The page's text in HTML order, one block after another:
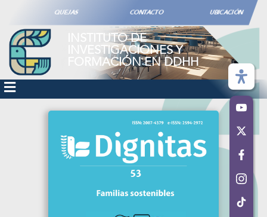
QUEJAS CONTACTO UBICACIÓN
INSTITUTO DE
INVESTIGACIONES Y
FORMACIÓN EN DDHH